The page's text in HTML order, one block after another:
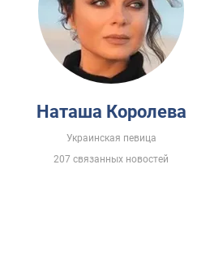
Наташа Королева
Украинская певица
207 связанных новостей